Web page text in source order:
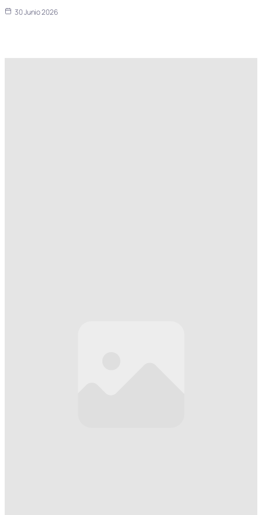
30 Junio 2026